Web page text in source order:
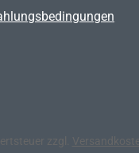
zzgl.